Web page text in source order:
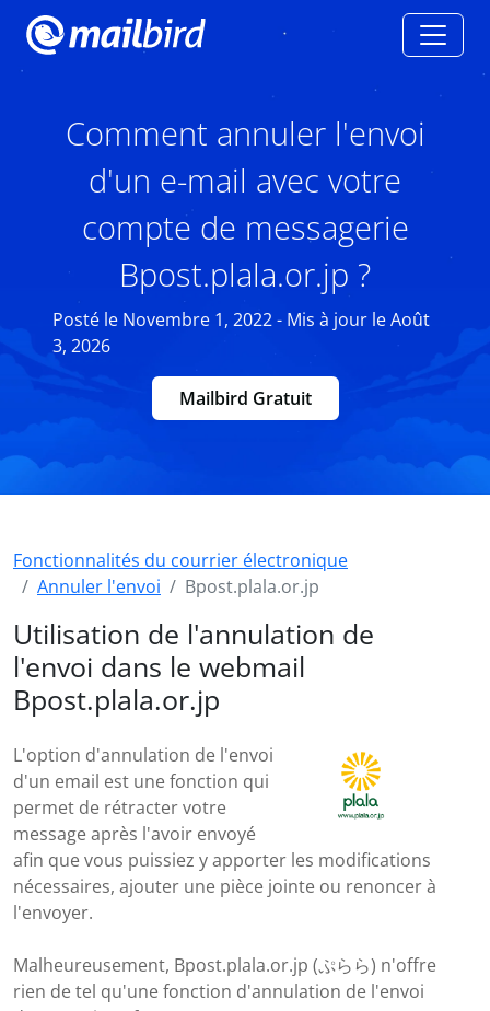
Comment annuler l'envoi
d'un e-mail avec votre
compte de messagerie
Bpost.plala.or.jp ?
Posté le Novembre 1, 2022 - Mis à jour le Août
3, 2026
Mailbird Gratuit
Fonctionnalités du courrier électronique
Annuler l'envoi
Bpost.plala.or.jp
Utilisation de l'annulation de
l'envoi dans le webmail
Bpost.plala.or.jp
L'option d'annulation de l'envoi
d'un email est une fonction qui
permet de rétracter votre
message après l'avoir envoyé
afin que vous puissiez y apporter les modifications
nécessaires, ajouter une pièce jointe ou renoncer à
l'envoyer.
Malheureusement, Bpost.plala.or.jp (ぷらら) n'offre
rien de tel qu'une fonction d'annulation de l'envoi